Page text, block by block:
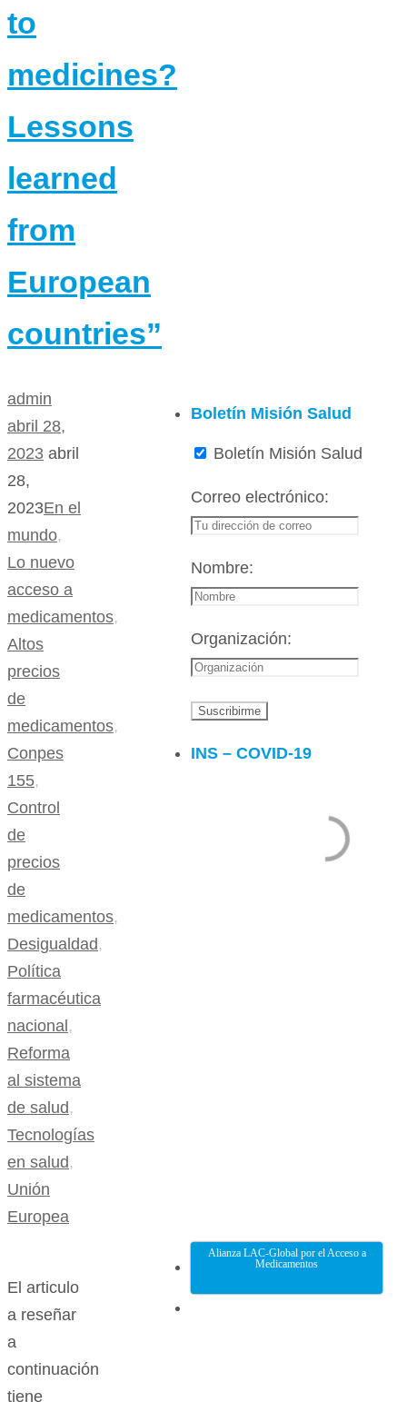
to
medicines?
Lessons
learned
from
European
countries”
admin
abril 28,
2023 abril
28,
2023En el
mundo,
Lo nuevo
acceso a
medicamentos,
Altos
precios
de
medicamentos,
Conpes
155,
Control
de
precios
de
medicamentos,
Desigualdad ,
Política
farmacéutica
nacional ,
Reforma
al sistema
de salud ,
Tecnologías
en salud ,
Unión
Europea
El articulo
a reseñar
a
continuación
tiene
Boletín Misión Salud
Boletín Misión Salud
Correo electrónico:
Nombre:
Organización:
INS – COVID-19
Alianza LAC-Global por el Acceso a
Medicamentos